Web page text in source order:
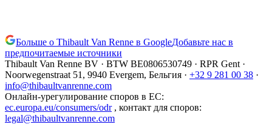
Больше о Thibault Van Renne в GoogleДобавьте нас в
предпочитаемые источники
Thibault Van Renne BV · BTW BE0806530749 · RPR Gent ·
Noorwegenstraat 51, 9940 Evergem, Бельгия · +32 9 281 00 38 ·
info@thibaultvanrenne.com
Онлайн-урегулирование споров в ЕС:
ec.europa.eu/consumers/odr , контакт для споров:
legal@thibaultvanrenne.com